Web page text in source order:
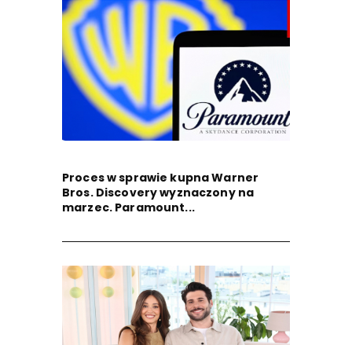
Proces w sprawie kupna Warner
Bros. Discovery wyznaczony na
marzec. Paramount...